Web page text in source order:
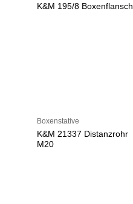
K&M 195/8 Boxenflansch
Boxenstative
K&M 21337 Distanzrohr
M20